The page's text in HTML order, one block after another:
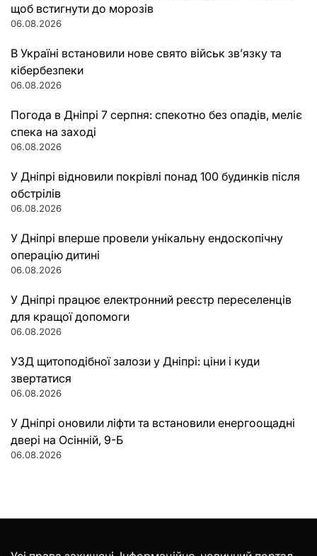
щоб встигнути до морозів
06.08.2026
В Україні встановили нове свято військ зв’язку та
кібербезпеки
06.08.2026
Погода в Дніпрі 7 серпня: спекотно без опадів, меліє
спека на заході
06.08.2026
У Дніпрі відновили покрівлі понад 100 будинків після
обстрілів
06.08.2026
У Дніпрі вперше провели унікальну ендоскопічну
операцію дитині
06.08.2026
У Дніпрі працює електронний реєстр переселенців
для кращої допомоги
06.08.2026
УЗД щитоподібної залози у Дніпрі: ціни і куди
звертатися
06.08.2026
У Дніпрі оновили ліфти та встановили енергоощадні
двері на Осінній, 9-Б
06.08.2026